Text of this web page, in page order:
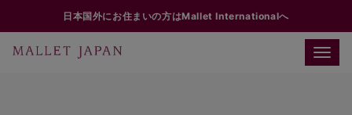
日本国外にお住まいの方はMallet Internationalへ
Toggle